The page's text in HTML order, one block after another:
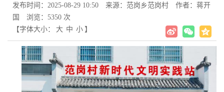
发布时间：2025-08-29 10:50 来源：范岗乡范岗村
作者：蒋开
国
浏览： 5350 次
【字体大小：
大 中 小 】